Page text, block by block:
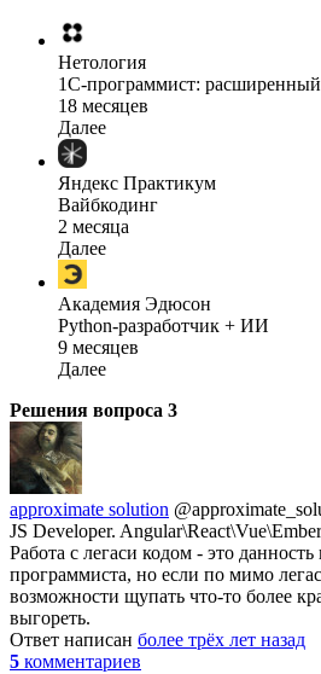
Нетология
1C-программист:
18 месяцев
Далее
Яндекс Практикум
Вайбкодинг
2 месяца
Далее
Академия Эдюсон
Python-разработчик + ИИ
9 месяцев
Далее
Решения вопроса 3
approximate solution
JS Developer. Angular\React\Vue\Ember
Работа с легаси кодом - это
программиста, но если по мимо
возможности щупать что-то более
выгореть.
Ответ написан более трёх лет назад
5 комментариев